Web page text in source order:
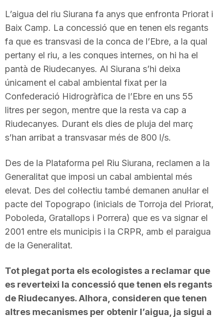
L’aigua del riu Siurana fa anys que enfronta Priorat i
Baix Camp. La concessió que en tenen els regants
fa que es transvasi de la conca de l’Ebre, a la qual
pertany el riu, a les conques internes, on hi ha el
pantà de Riudecanyes. Al Siurana s’hi deixa
únicament el cabal ambiental fixat per la
Confederació Hidrogràfica de l’Ebre en uns 55
litres per segon, mentre que la resta va cap a
Riudecanyes. Durant els dies de pluja del març
s’han arribat a transvasar més de 800 l/s.
Des de la Plataforma pel Riu Siurana, reclamen a la
Generalitat que imposi un cabal ambiental més
elevat. Des del col·lectiu també demanen anul·lar el
pacte del Topograpo (inicials de Torroja del Priorat,
Poboleda, Gratallops i Porrera) que es va signar el
2001 entre els municipis i la CRPR, amb el paraigua
de la Generalitat.
Tot plegat porta els ecologistes a reclamar que
es reverteixi la concessió que tenen els regants
de Riudecanyes. Alhora, consideren que tenen
altres mecanismes per obtenir l’aigua, ja sigui a